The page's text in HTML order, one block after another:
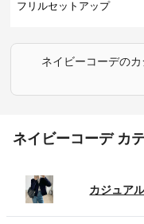
フリルセットアップ
ネイビーコーデのカ
ネイビーコーデ カ
カジュア